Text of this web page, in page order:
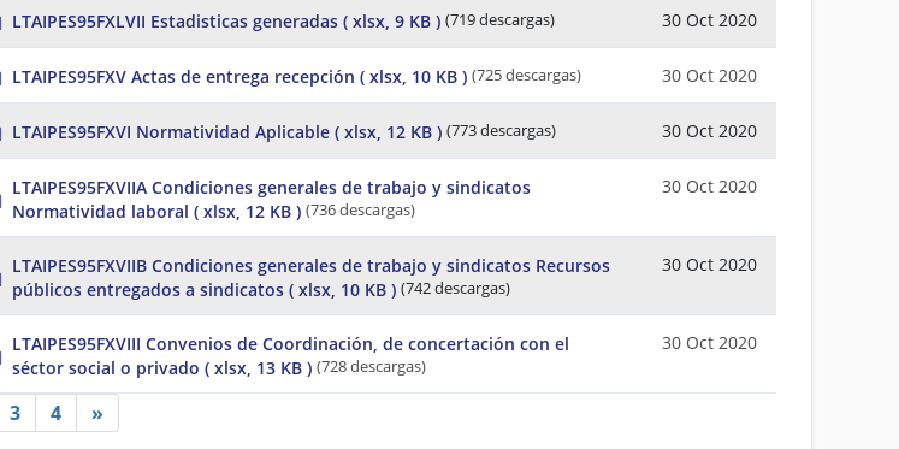
e
t
s
h
e
e
t
e
a
s
h
e
e
t
s
p
e
a
s
h
e
LTAIPES95FXLVII Estadisticas generadas ( xlsx, 9 KB ) (719 descargas) 30 Oct 2020
s
p
e
a
s
h
e
t
LTAIPES95FXV Actas de entrega recepción ( xlsx, 10 KB ) (725 descargas) 30 Oct 2020
s
p
a
h
e
e
LTAIPES95FXVI Normatividad Aplicable ( xlsx, 12 KB ) (773 descargas) 30 Oct 2020
s
p
r
a
s
e
t
LTAIPES95FXVIIA Condiciones generales de trabajo y sindicatos
Normatividad laboral ( xlsx, 12 KB ) (736 descargas)
30 Oct 2020
s
p
r
a
d
s
h
e
LTAIPES95FXVIIB Condiciones generales de trabajo y sindicatos Recursos
públicos entregados a sindicatos ( xlsx, 10 KB ) (742 descargas)
30 Oct 2020
s
p
r
e
a
LTAIPES95FXVIII Convenios de Coordinación, de concertación con el
séctor social o privado ( xlsx, 13 KB ) (728 descargas)
30 Oct 2020
3 4 »